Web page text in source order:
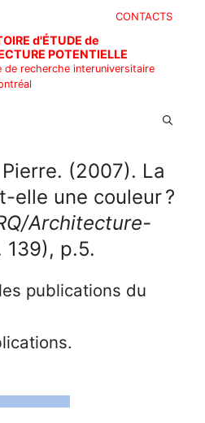
CONTACTS
d'ÉTUDE de
POTENTIELLE
de recherche interuniversitaire
(2007). La
elle une couleur ?
Architecture-
139), p.5.
publications du